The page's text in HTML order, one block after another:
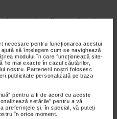
necesare pentru funcționarea acestui
să înțelegem cum se navighează
modului în care funcționează site-
fie mai exacte în cazul căutărilor,
nostru. Partenerii noștri folosesc
publicitate personalizată pe baza
pentru a fi de acord cu aceste
setările” pentru a vă
preferințele și, în special, vă puteți
în orice moment.
control starile emotionale
organismului de a se adapta
Catena va recomanda sa
. Acest supliment
valeriana, sunatoare,
ideal pentru imbunatatirea
starilor de